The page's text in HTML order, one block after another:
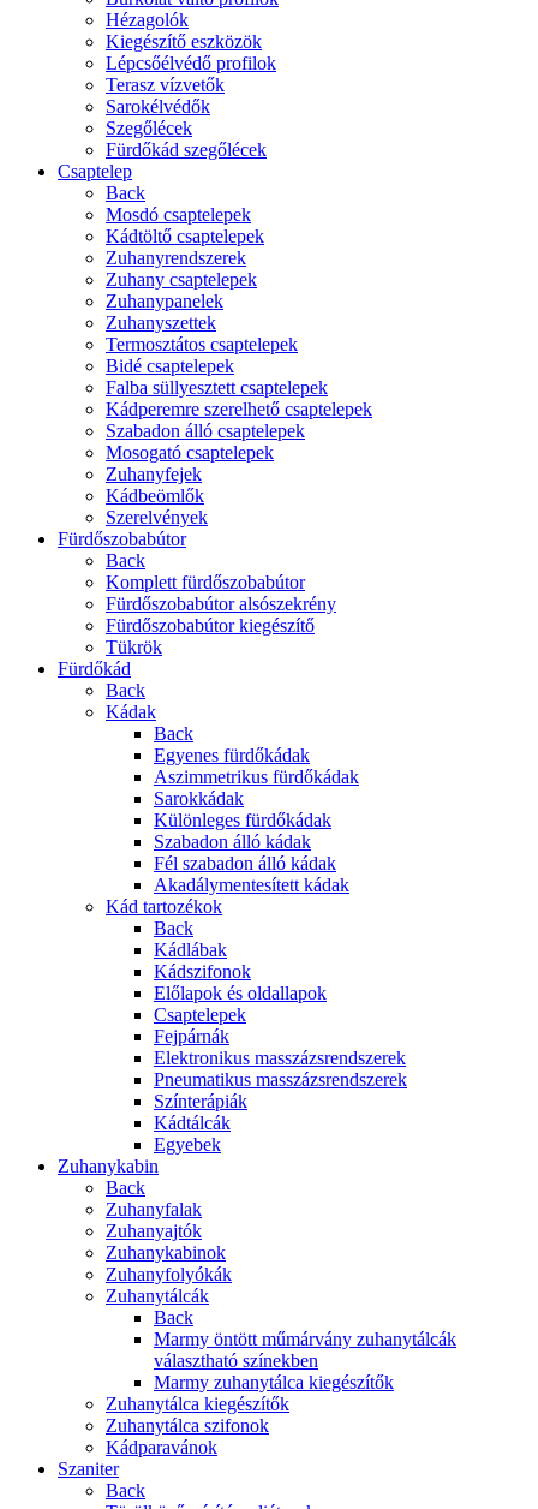
Hézagolók
Kiegészítő eszközök
Lépcsőélvédő profilok
Terasz vízvetők
Sarokélvédők
Szegőlécek
Fürdőkád szegőlécek
Csaptelep
Back
Mosdó csaptelepek
Kádtöltő csaptelepek
Zuhanyrendszerek
Zuhany csaptelepek
Zuhanypanelek
Zuhanyszettek
Termosztátos csaptelepek
Bidé csaptelepek
Falba süllyesztett csaptelepek
Kádperemre szerelhető csaptelepek
Szabadon álló csaptelepek
Mosogató csaptelepek
Zuhanyfejek
Kádbeömlők
Szerelvények
Fürdőszobabútor
Back
Komplett fürdőszobabútor
Fürdőszobabútor alsószekrény
Fürdőszobabútor kiegészítő
Tükrök
Fürdőkád
Back
Kádak
Back
Egyenes fürdőkádak
Aszimmetrikus fürdőkádak
Sarokkádak
Különleges fürdőkádak
Szabadon álló kádak
Fél szabadon álló kádak
Akadálymentesített kádak
Kád tartozékok
Back
Kádlábak
Kádszifonok
Előlapok és oldallapok
Csaptelepek
Fejpárnák
Elektronikus masszázsrendszerek
Pneumatikus masszázsrendszerek
Színterápiák
Kádtálcák
Egyebek
Zuhanykabin
Back
Zuhanyfalak
Zuhanyajtók
Zuhanykabinok
Zuhanyfolyókák
Zuhanytálcák
Back
Marmy öntött műmárvány zuhanytálcák
választható színekben
Marmy zuhanytálca kiegészítők
Zuhanytálca kiegészítők
Zuhanytálca szifonok
Kádparavánok
Szaniter
Back